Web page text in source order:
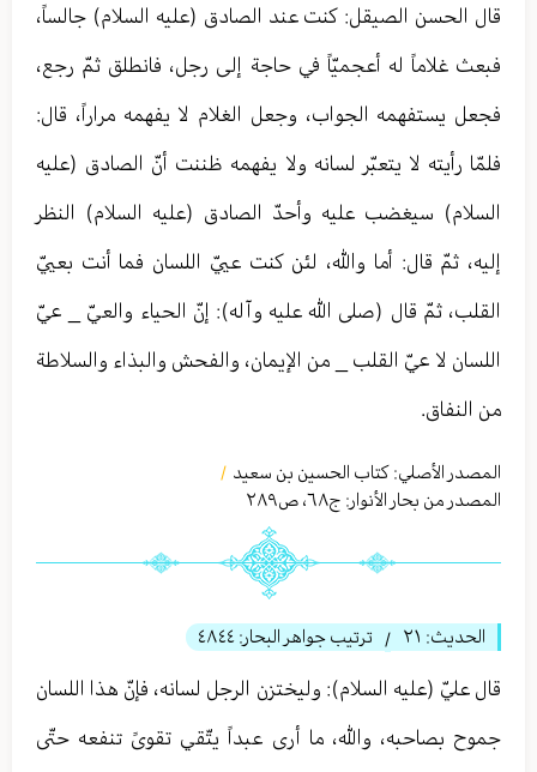
قال الحسن الصيقل‏: كنت عند الصادق (عليه السلام) جالساً،
فبعث غلاماً له أعجميّاً في حاجة إلى رجل، فانطلق ثمّ رجع،
فجعل يستفهمه الجواب، وجعل الغلام لا يفهمه مراراً، قال:
فلمّا رأيته لا يتعبّر لسانه ولا يفهمه ظننت أنّ الصادق (عليه
السلام) سيغضب عليه وأحدّ الصادق (عليه السلام) النظر
إليه، ثمّ قال: أما والله، لئن كنت عييّ اللسان فما أنت بعييّ
القلب، ثمّ قال (صلى الله عليه وآله): إنّ الحياء والعيّ _ عيّ
اللسان لا عيّ القلب _ من الإيمان، والفحش والبذاء والسلاطة
من النفاق.
المصدر الأصلي: كتاب الحسين بن سعيد /
المصدر من بحار الأنوار: ج٦٨، ص٢٨٩
الحديث: ٢١ / ترتيب جواهر البحار: ٤٨٤٤
قال عليّ (عليه السلام): وليختزن الرجل لسانه، فإنّ هذا اللسان
جموح بصاحبه، والله، ما أرى عبداً يتّقي تقوىً تنفعه حتّى